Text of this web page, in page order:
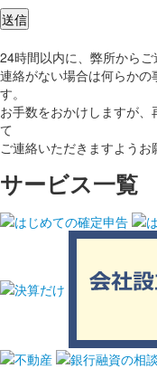
24時間以内に、弊所からご
連絡がない場合は何らか
す。
お手数をおかけしますが、
て
ご連絡いただきますようお
サービス一覧